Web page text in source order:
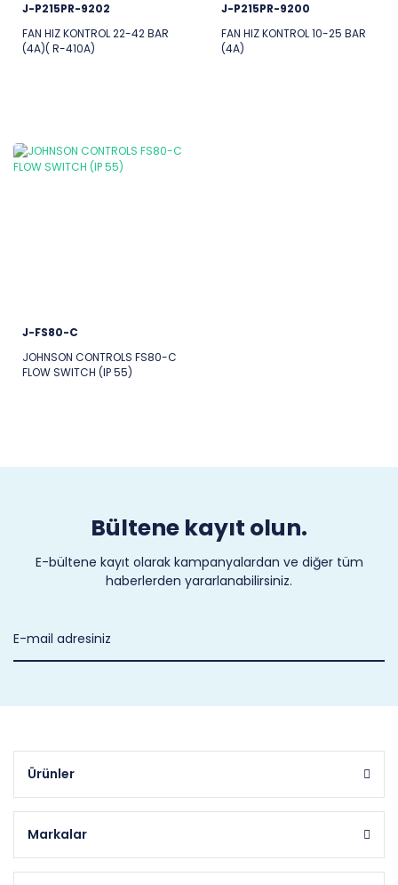
J-P215PR-9202
FAN HIZ KONTROL 22-42 BAR
(4A)( R-410A)
J-P215PR-9200
FAN HIZ KONTROL 10-25 BAR
(4A)
J-FS80-C
JOHNSON CONTROLS FS80-C
FLOW SWITCH (IP 55)
Bültene kayıt olun.
E-bültene kayıt olarak kampanyalardan ve diğer tüm
haberlerden yararlanabilirsiniz.
Ürünler
Markalar